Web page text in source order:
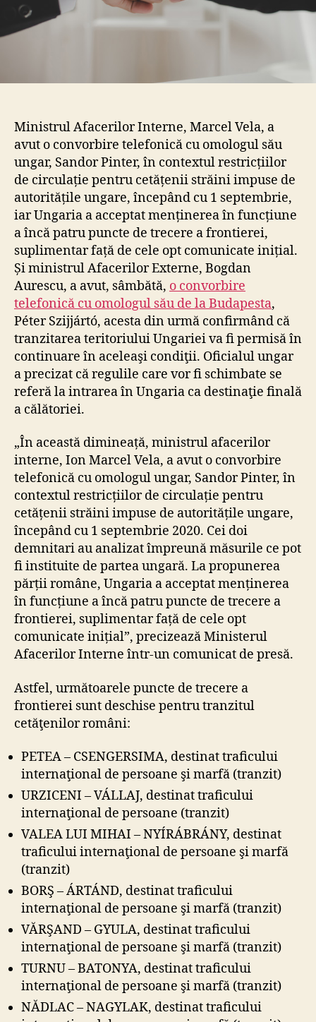
state,
de
Ministrul Afacerilor Interne, Marcel Vela, a
avut o convorbire telefonică cu omologul său
ungar, Sandor Pinter, în contextul restricțiilor
de circulație pentru cetățenii străini impuse de
autoritățile ungare, începând cu 1 septembrie,
iar Ungaria a acceptat menținerea în funcțiune
a încă patru puncte de trecere a frontierei,
suplimentar față de cele opt comunicate inițial.
Și ministrul Afacerilor Externe, Bogdan
Aurescu, a avut, sâmbătă, o convorbire
telefonică cu omologul său de la Budapesta,
Péter Szijjártó, acesta din urmă confirmând că
tranzitarea teritoriului Ungariei va fi permisă în
continuare în aceleaşi condiţii. Oficialul ungar
a precizat că regulile care vor fi schimbate se
referă la intrarea în Ungaria ca destinaţie finală
a călătoriei.
„În această dimineață, ministrul afacerilor
interne, Ion Marcel Vela, a avut o convorbire
telefonică cu omologul ungar, Sandor Pinter, în
contextul restricțiilor de circulație pentru
cetățenii străini impuse de autoritățile ungare,
începând cu 1 septembrie 2020. Cei doi
demnitari au analizat împreună măsurile ce pot
fi instituite de partea ungară. La propunerea
părții române, Ungaria a acceptat menținerea
în funcțiune a încă patru puncte de trecere a
frontierei, suplimentar față de cele opt
comunicate inițial”, precizează Ministerul
Afacerilor Interne într-un comunicat de presă.
Astfel, următoarele puncte de trecere a
frontierei sunt deschise pentru tranzitul
cetăţenilor români:
PETEA – CSENGERSIMA, destinat traficului
internaţional de persoane şi marfă (tranzit)
URZICENI – VÁLLAJ, destinat traficului
internaţional de persoane (tranzit)
VALEA LUI MIHAI – NYÍRÁBRÁNY, destinat
traficului internaţional de persoane şi marfă
(tranzit)
BORŞ – ÁRTÁND, destinat traficului
internaţional de persoane şi marfă (tranzit)
VĂRŞAND – GYULA, destinat traficului
internaţional de persoane şi marfă (tranzit)
TURNU – BATONYA, destinat traficului
internaţional de persoane şi marfă (tranzit)
NĂDLAC – NAGYLAK, destinat traficului